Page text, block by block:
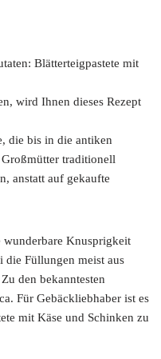
wird Ihnen dieses Rezept
die bis in die antiken
traditionell
anstatt auf gekaufte
wunderbare Knusprigkeit
die Füllungen meist aus
den bekanntesten
Für Gebäckliebhaber ist es
mit Käse und Schinken zu